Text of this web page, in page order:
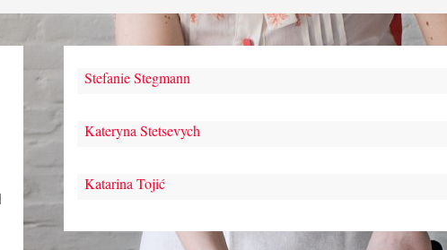
Stefanie Stegmann
Kateryna Stetsevych
Katarina Tojić